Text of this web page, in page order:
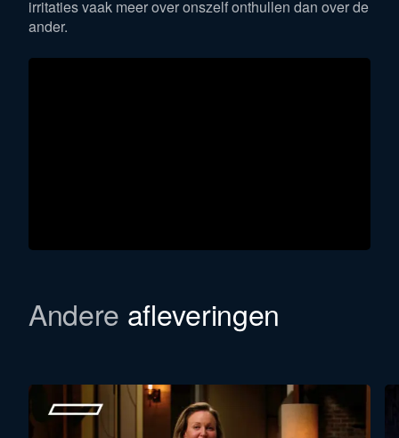
irritaties vaak meer over onszelf onthullen dan over de
ander.
Andere afleveringen